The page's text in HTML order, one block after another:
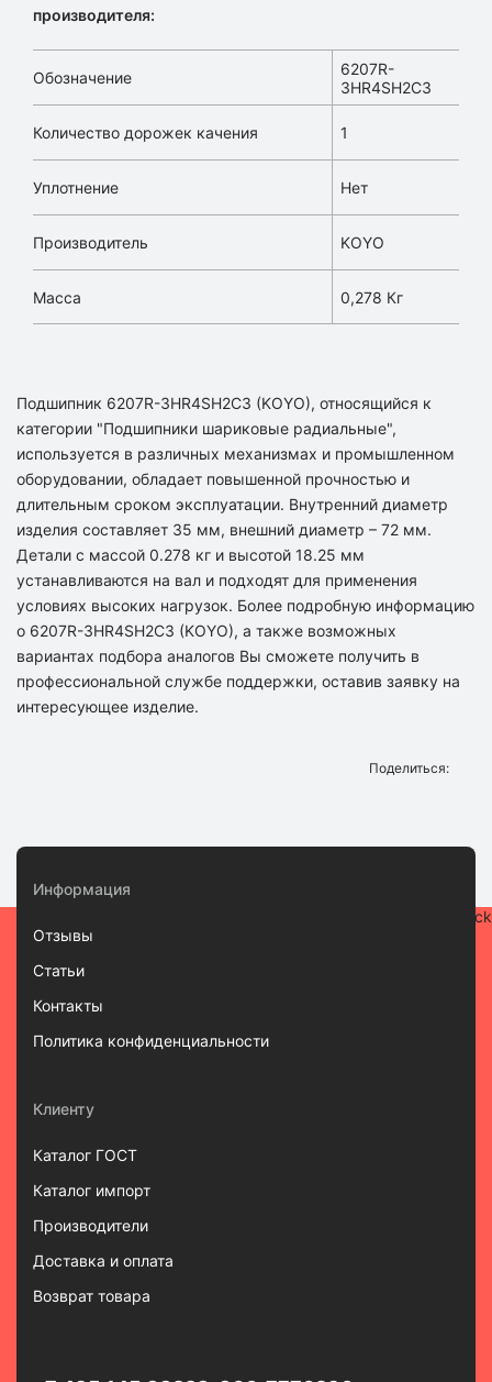
производителя:
Обозначение
6207R-
3HR4SH2C3
Количество дорожек качения 1
Уплотнение Нет
Производитель KOYO
Масса 0,278 Кг
Подшипник 6207R-3HR4SH2C3 (KOYO), относящийся к
категории "Подшипники шариковые радиальные",
используется в различных механизмах и промышленном
оборудовании, обладает повышенной прочностью и
длительным сроком эксплуатации. Внутренний диаметр
изделия составляет 35 мм, внешний диаметр – 72 мм.
Детали с массой 0.278 кг и высотой 18.25 мм
устанавливаются на вал и подходят для применения
условиях высоких нагрузок. Более подробную информацию
о 6207R-3HR4SH2C3 (KOYO), а также возможных
вариантах подбора аналогов Вы сможете получить в
профессиональной службе поддержки, оставив заявку на
интересующее изделие.
Поделиться:
Информация
Отзывы
Статьи
Контакты
Политика конфиденциальности
Клиенту
Каталог ГОСТ
Каталог импорт
Производители
Доставка и оплата
Возврат товара